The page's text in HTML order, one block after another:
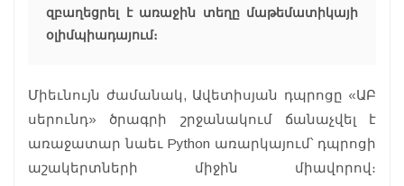
զբաղեցրել է առաջին տեղը մաթեմատիկայի
օլիմպիադայում։
Միեւնույն ժամանակ, Ավետիսյան դպրոցը «ԱԲ
սերունդ» ծրագրի շրջանակում ճանաչվել է
առաջատար նաեւ Python առարկայում՝ դպրոցի
աշակերտների միջին միավորով։